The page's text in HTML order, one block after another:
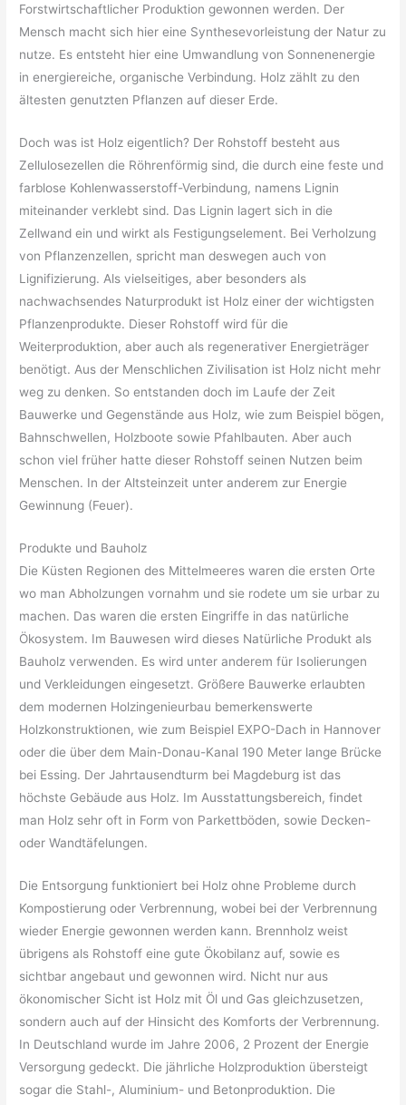
Forstwirtschaftlicher Produktion gewonnen werden. Der
Mensch macht sich hier eine Synthesevorleistung der Natur zu
nutze. Es entsteht hier eine Umwandlung von Sonnenenergie
in energiereiche, organische Verbindung. Holz zählt zu den
ältesten genutzten Pflanzen auf dieser Erde.
Doch was ist Holz eigentlich? Der Rohstoff besteht aus
Zellulosezellen die Röhrenförmig sind, die durch eine feste und
farblose Kohlenwasserstoff-Verbindung, namens Lignin
miteinander verklebt sind. Das Lignin lagert sich in die
Zellwand ein und wirkt als Festigungselement. Bei Verholzung
von Pflanzenzellen, spricht man deswegen auch von
Lignifizierung. Als vielseitiges, aber besonders als
nachwachsendes Naturprodukt ist Holz einer der wichtigsten
Pflanzenprodukte. Dieser Rohstoff wird für die
Weiterproduktion, aber auch als regenerativer Energieträger
benötigt. Aus der Menschlichen Zivilisation ist Holz nicht mehr
weg zu denken. So entstanden doch im Laufe der Zeit
Bauwerke und Gegenstände aus Holz, wie zum Beispiel bögen,
Bahnschwellen, Holzboote sowie Pfahlbauten. Aber auch
schon viel früher hatte dieser Rohstoff seinen Nutzen beim
Menschen. In der Altsteinzeit unter anderem zur Energie
Gewinnung (Feuer).
Produkte und Bauholz
Die Küsten Regionen des Mittelmeeres waren die ersten Orte
wo man Abholzungen vornahm und sie rodete um sie urbar zu
machen. Das waren die ersten Eingriffe in das natürliche
Ökosystem. Im Bauwesen wird dieses Natürliche Produkt als
Bauholz verwenden. Es wird unter anderem für Isolierungen
und Verkleidungen eingesetzt. Größere Bauwerke erlaubten
dem modernen Holzingenieurbau bemerkenswerte
Holzkonstruktionen, wie zum Beispiel EXPO-Dach in Hannover
oder die über dem Main-Donau-Kanal 190 Meter lange Brücke
bei Essing. Der Jahrtausendturm bei Magdeburg ist das
höchste Gebäude aus Holz. Im Ausstattungsbereich, findet
man Holz sehr oft in Form von Parkettböden, sowie Decken-
oder Wandtäfelungen.
Die Entsorgung funktioniert bei Holz ohne Probleme durch
Kompostierung oder Verbrennung, wobei bei der Verbrennung
wieder Energie gewonnen werden kann. Brennholz weist
übrigens als Rohstoff eine gute Ökobilanz auf, sowie es
sichtbar angebaut und gewonnen wird. Nicht nur aus
ökonomischer Sicht ist Holz mit Öl und Gas gleichzusetzen,
sondern auch auf der Hinsicht des Komforts der Verbrennung.
In Deutschland wurde im Jahre 2006, 2 Prozent der Energie
Versorgung gedeckt. Die jährliche Holzproduktion übersteigt
sogar die Stahl-, Aluminium- und Betonproduktion. Die